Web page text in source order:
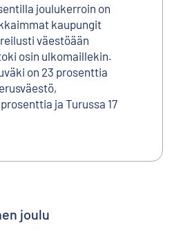
joulukerroin on
kaupungit
väestöään
osin ulkomaillekin.
on 23 prosenttia
ja Turussa 17
joulu